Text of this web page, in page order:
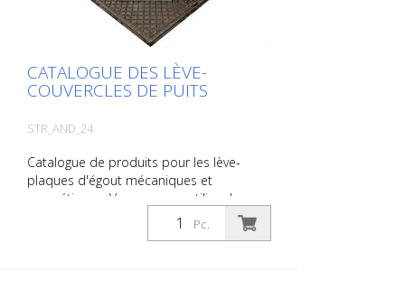
de production, de manutention et
CATALOGUE DES LÈVE-
COUVERCLES DE PUITS
STR_AND_24
Catalogue de produits pour les lève-
plaques d'égout mécaniques et
magnétiques. Vous pouvez utiliser le
catalogue sous Téléchargements dans la
langue de votre choix. Si vous avez
Pc.